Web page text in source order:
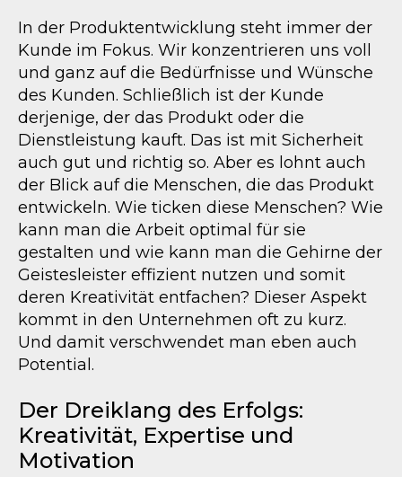
In der Produktentwicklung steht immer der
Kunde im Fokus. Wir konzentrieren uns voll
und ganz auf die Bedürfnisse und Wünsche
des Kunden. Schließlich ist der Kunde
derjenige, der das Produkt oder die
Dienstleistung kauft. Das ist mit Sicherheit
auch gut und richtig so. Aber es lohnt auch
der Blick auf die Menschen, die das Produkt
entwickeln. Wie ticken diese Menschen? Wie
kann man die Arbeit optimal für sie
gestalten und wie kann man die Gehirne der
Geistesleister effizient nutzen und somit
deren Kreativität entfachen? Dieser Aspekt
kommt in den Unternehmen oft zu kurz.
Und damit verschwendet man eben auch
Potential.
Der Dreiklang des Erfolgs:
Kreativität, Expertise und
Motivation